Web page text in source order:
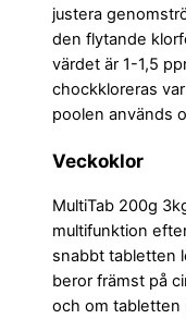
justera
den flytande
värdet är 1-1,5
chockkloreras
poolen används
Veckoklor
MultiTab 200g
multifunktion
snabbt tabletten
beror främst på
och om tabletten